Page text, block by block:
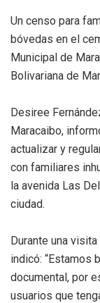
Un censo para
bóvedas en el
Municipal de
Bolivariana de
Desiree
Maracaibo,
actualizar y
con familiares
la avenida Las
ciudad.
Durante una visita
indicó: “Estamos
documental, por
usuarios que